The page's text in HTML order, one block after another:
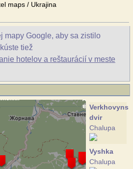
maps / Ukrajina
mapy Google, aby sa zistilo
tiež
hotelov a reštaurácií v meste
dvir
Chalupa
Vyshka
Chalupa